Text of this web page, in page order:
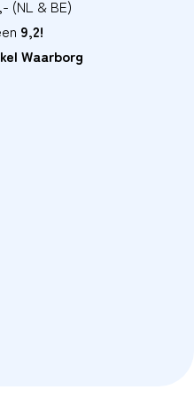
(NL & BE)
9,2!
Waarborg